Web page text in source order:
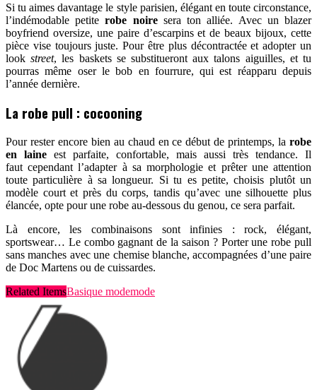
Si tu aimes davantage le style parisien, élégant en toute circonstance,
l’indémodable petiterobe noiresera ton alliée. Avec un blazer
boyfriend oversize, une paire d’escarpins et de beaux bijoux, cette
pièce vise toujours juste. Pour être plus décontractée et adopter un
lookstreet, les baskets se substitueront aux talons aiguilles, et tu
pourras même oser le bob en fourrure, qui est réapparu depuis
l’année dernière.
La robe pull : cocooning
Pour rester encore bien au chaud en ce début de printemps, la robe
en laine est parfaite, confortable, mais aussi très tendance. Il
faut cependant l’adapter à sa morphologie et prêter une attention
toute particulière à sa longueur. Si tu es petite, choisis plutôt un
modèle court et près du corps, tandis qu’avec une silhouette plus
élancée, opte pour une robe au-dessous du genou, ce sera parfait.
Là encore, les combinaisons sont infinies : rock, élégant,
sportswear… Le combo gagnant de la saison ? Porter une robe pull
sans manches avec une chemise blanche, accompagnées d’une paire
de Doc Martens ou de cuissardes.
Related ItemsBasique modemode